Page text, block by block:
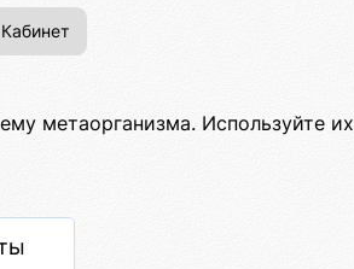
Кабинет
метаорганизма. Используйте их